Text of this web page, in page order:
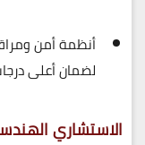
أنظمة أمن
لضمان أعلى
الاستشاري